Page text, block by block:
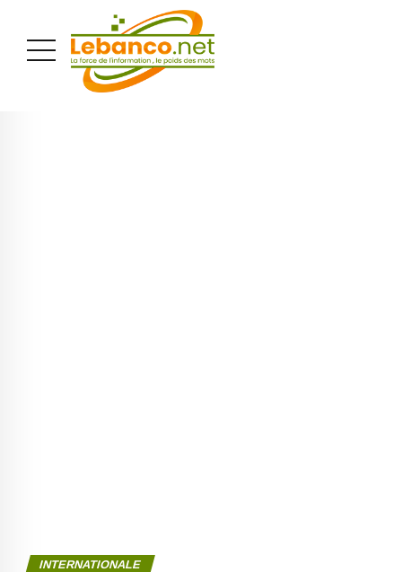
INTERNATIONALE